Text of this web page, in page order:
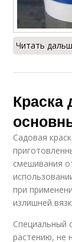
Читать
Краска
Садовая
смешивания
при
излишней
Специальный
растению, не